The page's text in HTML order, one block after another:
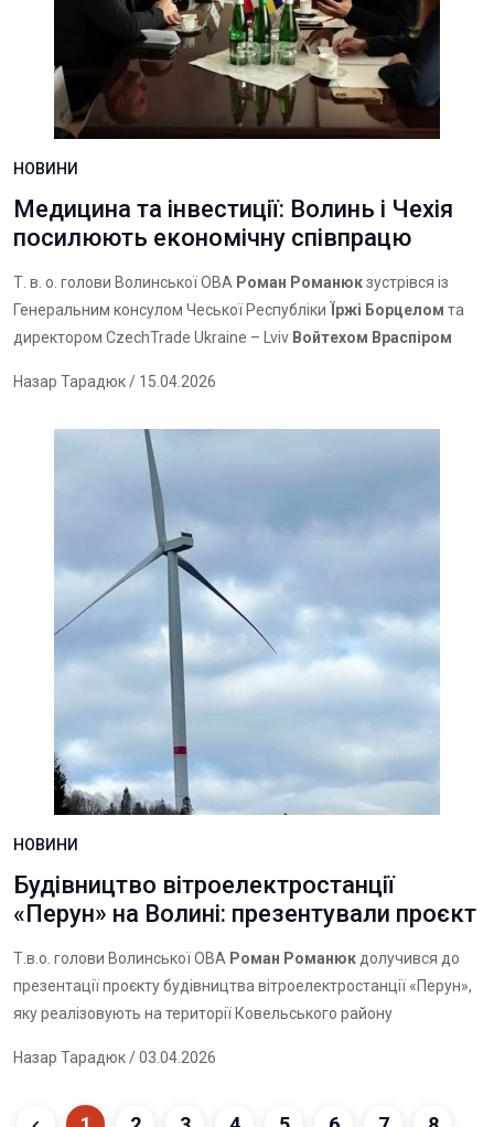
НОВИНИ
Медицина та інвестиції: Волинь і Чехія
посилюють економічну співпрацю
Т. в. о. голови Волинської ОВА Роман Романюкзустрівся із
Генеральним консулом Чеської Республіки
Їржі Борцелом та
директором CzechTrade Ukraine – Lviv Войтехом Враспіром
Назар Тарадюк/ 15.04.2026
НОВИНИ
Будівництво вітроелектростанції
«Перун» на Волині: презентували проєкт
Т.в.о. голови Волинської ОВА Роман Романюк долучився до
презентації проєкту будівництва вітроелектростанції «Перун»,
яку реалізовують на території Ковельського району
Назар Тарадюк/ 03.04.2026